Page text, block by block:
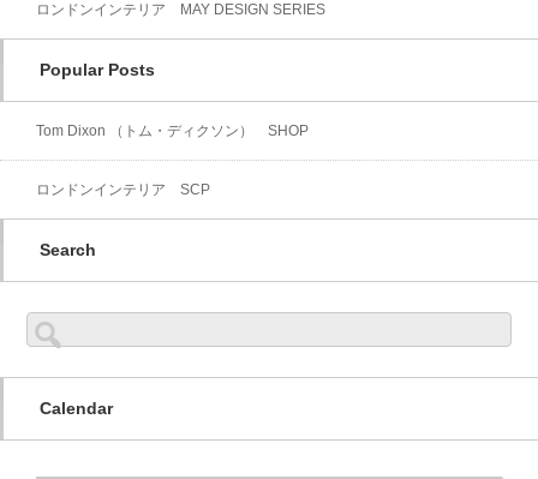
ロンドンインテリア MAY DESIGN SERIES
Popular Posts
Tom Dixon （トム・ディクソン） SHOP
ロンドンインテリア SCP
Search
検
索:
Calendar